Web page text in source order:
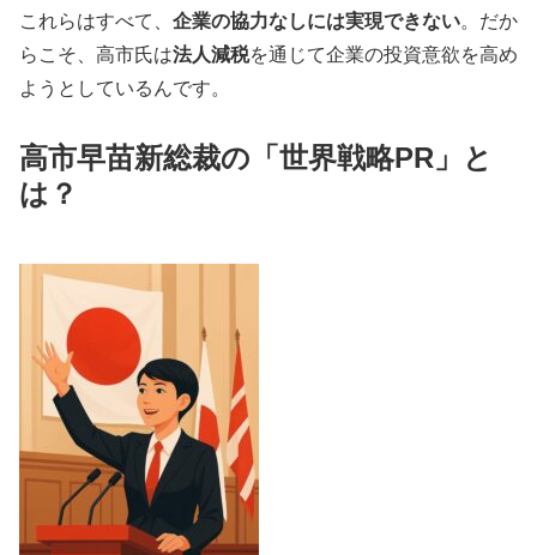
これらはすべて、 企業の協力なしには実現できない。だか
らこそ、高市氏は法人減税を通じて企業の投資意欲を高め
ようとしているんです。
高市早苗新総裁の「世界戦略PR」と
は？